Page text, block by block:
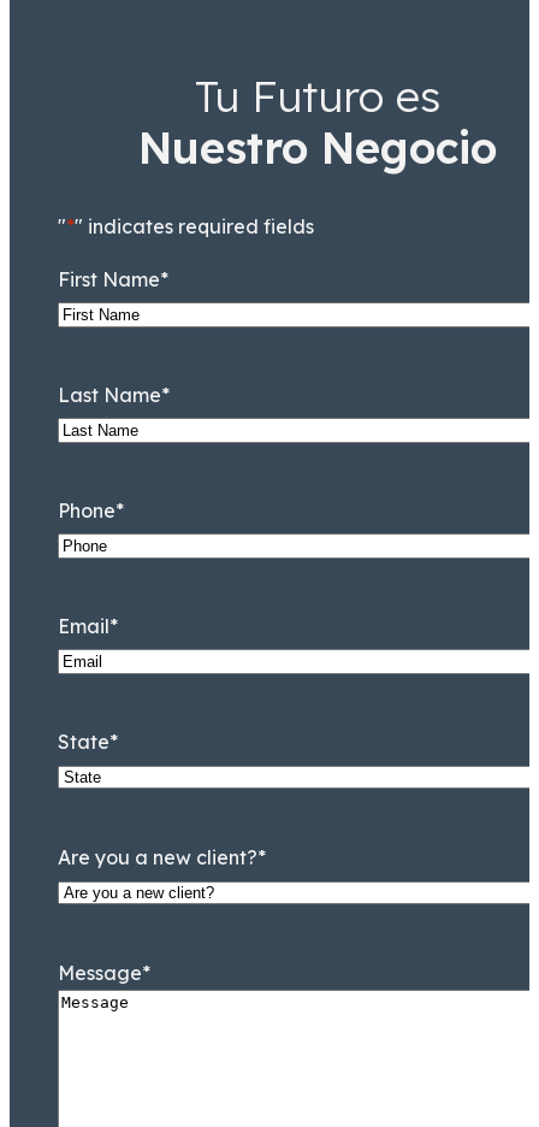
Tu Futuro es
Nuestro Negocio
"*" indicates required fields
First Name*
Last Name*
Phone*
Email*
State*
Are you a new client?*
Message*